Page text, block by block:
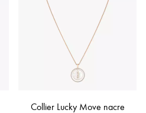
Collier Lucky Move nacre